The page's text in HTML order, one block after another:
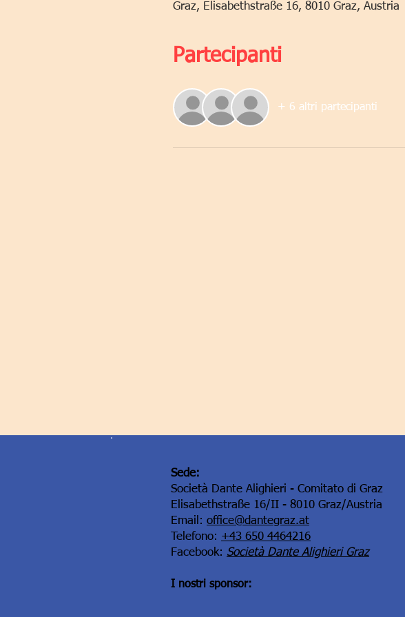
Graz, Elisabethstraße 16, 8010 Graz, Austria
Partecipanti
+ 6 altri partecipanti
Sede:
Società Dante Alighieri - Comitato di Graz
Elisabethstraße 16/II - 8010 Graz/Austria
Email: office@dantegraz.at
Telefono: +43 650 4464216
Facebook: Società Dante Alighieri Graz
I nostri sponsor: